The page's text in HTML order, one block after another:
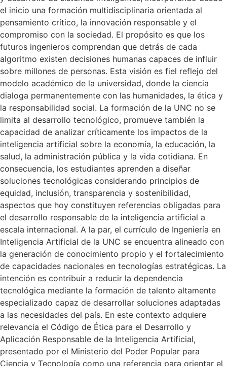
el inicio una formación multidisciplinaria orientada al
pensamiento crítico, la innovación responsable y el
compromiso con la sociedad. El propósito es que los
futuros ingenieros comprendan que detrás de cada
algoritmo existen decisiones humanas capaces de influir
sobre millones de personas. Esta visión es fiel reflejo del
modelo académico de la universidad, donde la ciencia
dialoga permanentemente con las humanidades, la ética y
la responsabilidad social. La formación de la UNC no se
limita al desarrollo tecnológico, promueve también la
capacidad de analizar críticamente los impactos de la
inteligencia artificial sobre la economía, la educación, la
salud, la administración pública y la vida cotidiana. En
consecuencia, los estudiantes aprenden a diseñar
soluciones tecnológicas considerando principios de
equidad, inclusión, transparencia y sostenibilidad,
aspectos que hoy constituyen referencias obligadas para
el desarrollo responsable de la inteligencia artificial a
escala internacional. A la par, el currículo de Ingeniería en
Inteligencia Artificial de la UNC se encuentra alineado con
la generación de conocimiento propio y el fortalecimiento
de capacidades nacionales en tecnologías estratégicas. La
intención es contribuir a reducir la dependencia
tecnológica mediante la formación de talento altamente
especializado capaz de desarrollar soluciones adaptadas
a las necesidades del país. En este contexto adquiere
relevancia el Código de Ética para el Desarrollo y
Aplicación Responsable de la Inteligencia Artificial,
presentado por el Ministerio del Poder Popular para
Ciencia y Tecnología como una referencia para orientar el